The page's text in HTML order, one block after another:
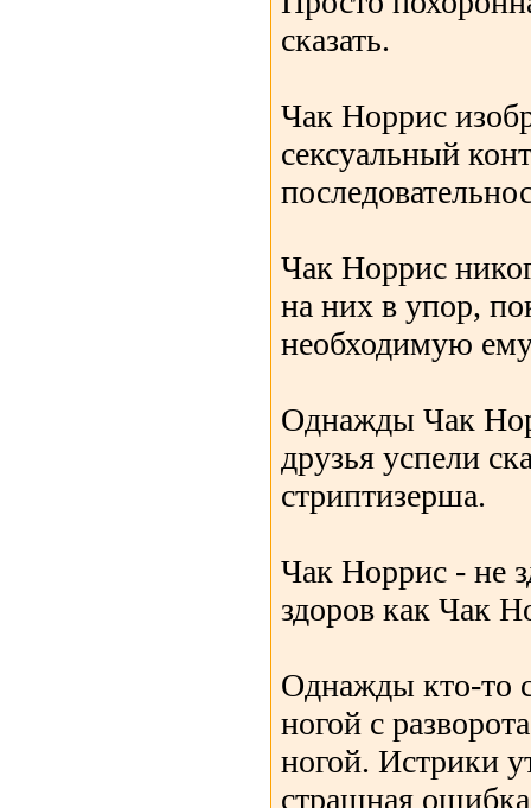
сказать.
Чак Норрис
сексуальный
Чак Норрис
на них в упор,
необходимую
Однажды Чак
друзья успели
стриптизерша.
Чак Норрис - не
здоров как Чак
Однажды кто-то
ногой с
ногой. Истрики
страшная ошибка